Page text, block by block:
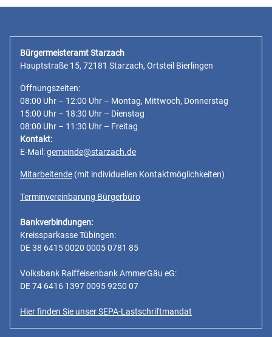
Bürgermeisteramt Starzach
Hauptstraße 15, 72181 Starzach, Ortsteil Bierlingen
Öffnungszeiten:
08:00 Uhr – 12:00 Uhr – Montag, Mittwoch, Donnerstag
15:00 Uhr – 18:30 Uhr – Dienstag
08:00 Uhr – 11:30 Uhr – Freitag
Kontakt:
E-Mail:gemeinde@starzach.de
Mitarbeitende (mit individuellen Kontaktmöglichkeiten)
Terminvereinbarung Bürgerbüro
Bankverbindungen:
Kreissparkasse Tübingen:
DE 38 6415 0020 0005 0781 85
Volksbank Raiffeisenbank AmmerGäu eG:
DE 74 6416 1397 0095 9250 07
Hier finden Sie unser SEPA-Lastschriftmandat